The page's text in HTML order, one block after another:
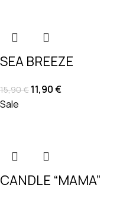
SEA BREEZE
15,90€ 11,90€
Sale
CANDLE “MAMA”